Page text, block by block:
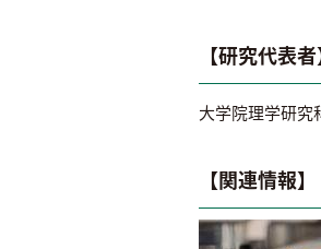
【研究代表者
大学院理学研
【関連情報】